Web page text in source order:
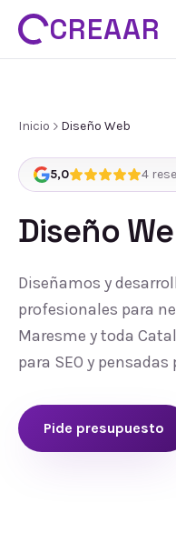
CREAAR
Inicio Diseño Web
5,0 4
Diseño
Diseñamos y
profesionales para
Maresme y toda
para SEO y
Pide presupuesto